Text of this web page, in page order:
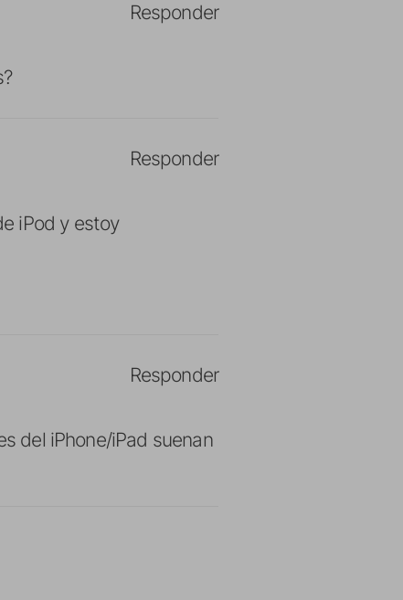
Responder
iPod y estoy
Responder
del iPhone/iPad suenan
Responder